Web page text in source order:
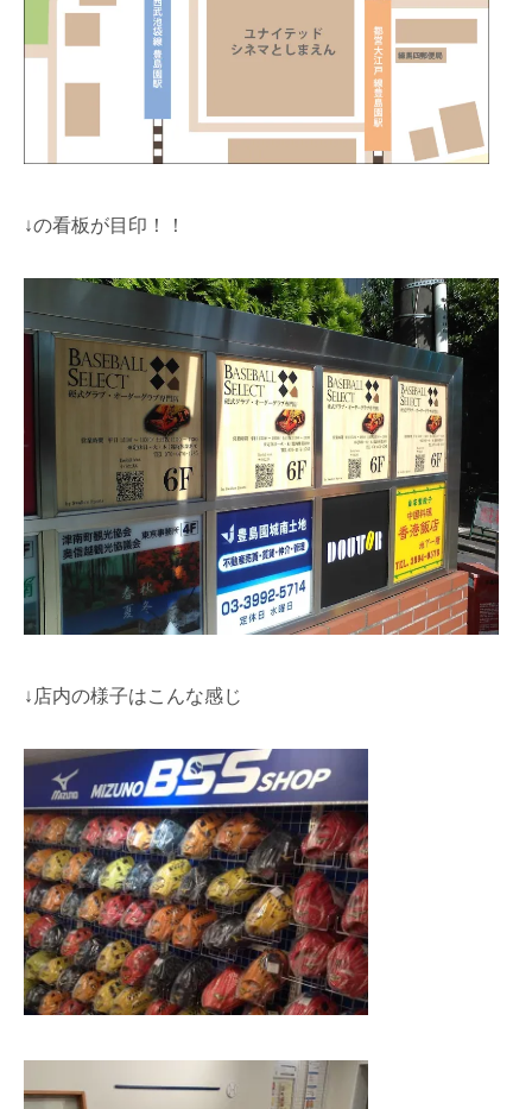
↓の看板が目印！！
↓店内の様子はこんな感じ